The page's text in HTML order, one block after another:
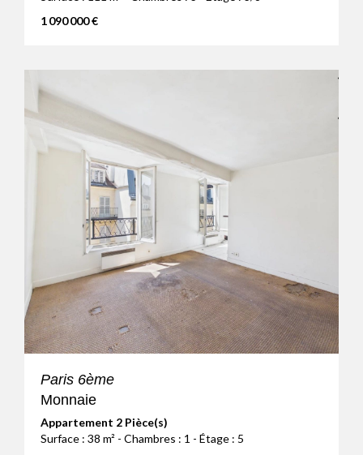
1 090 000 €
Paris 6ème
Monnaie
Appartement 2 Pièce(s)
Surface : 38 m² - Chambres : 1 - Étage : 5